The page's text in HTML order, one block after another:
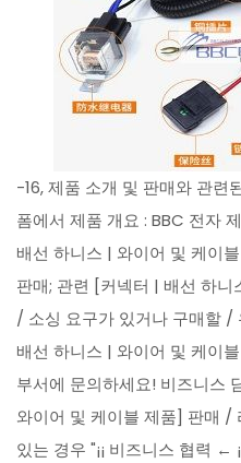
-16, 제품 소개 및 판매와 관련
폼에서 제품 개요 : BBC 전자
배선 하니스 | 와이어 및 케이
판매; 관련 [커넥터 | 배선 하
/ 소싱 요구가 있거나 구매할 /
배선 하니스 | 와이어 및 케이
부서에 문의하세요! 비즈니스
와이어 및 케이블 제품] 판매 /
있는 경우 "¡¡ 비즈니스 협력 ←